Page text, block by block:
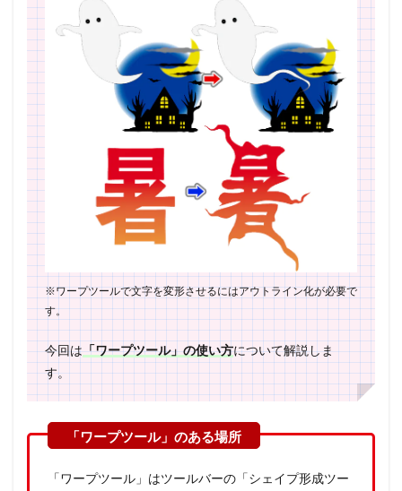
※ワープツールで文字を変形させるにはアウトライン化が必要で
す。
今回は「ワープツール」の使い方について解説しま
す。
「ワープツール」はツールバーの「シェイプ形成ツー